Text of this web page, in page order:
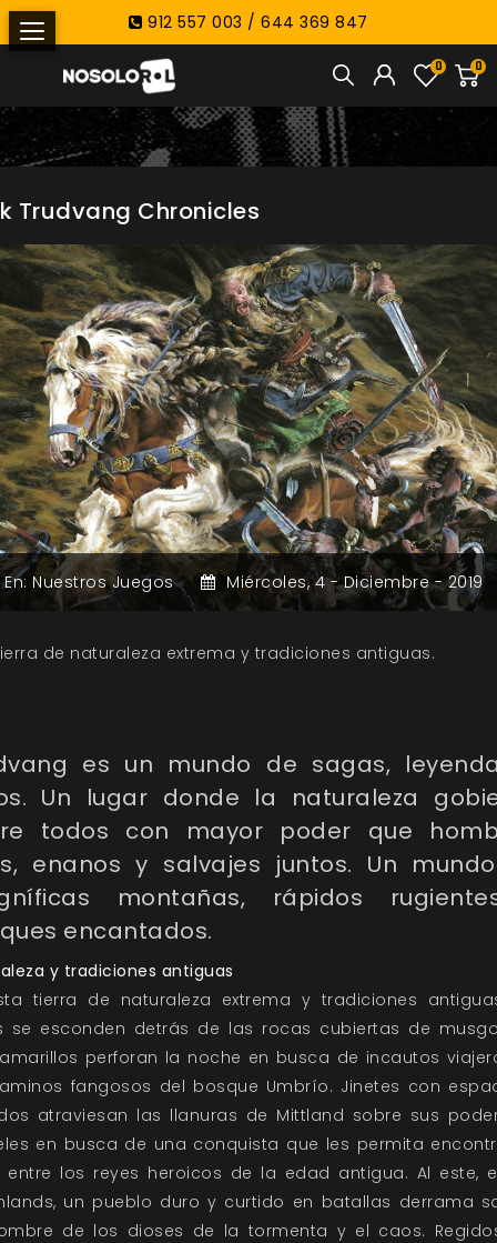
912 557 003 / 644 369 847
0
0
Trudvang Chronicles
En: Nuestros Juegos Miércoles,4 -Diciembre -2019
de naturaleza extrema y tradiciones antiguas.
es un mundo de sagas,
Un lugar donde la naturaleza
todos con mayor poder que
enanos y salvajes juntos. Un
montañas, rápidos
encantados.
y tradiciones antiguas
tierra de naturaleza extrema y tradiciones
se esconden detrás de las rocas cubiertas de
perforan la noche en busca de incautos
fangosos del bosque Umbrío. Jinetes con
atraviesan las llanuras de Mittland sobre sus
en busca de una conquista que les permita
entre los reyes heroicos de la edad antigua. Al este,
un pueblo duro y curtido en batallas derrama
de los dioses de la tormenta y el caos.